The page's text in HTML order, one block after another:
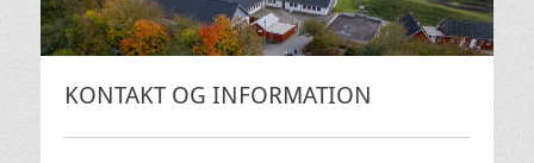
KONTAKT OG INFORMATION